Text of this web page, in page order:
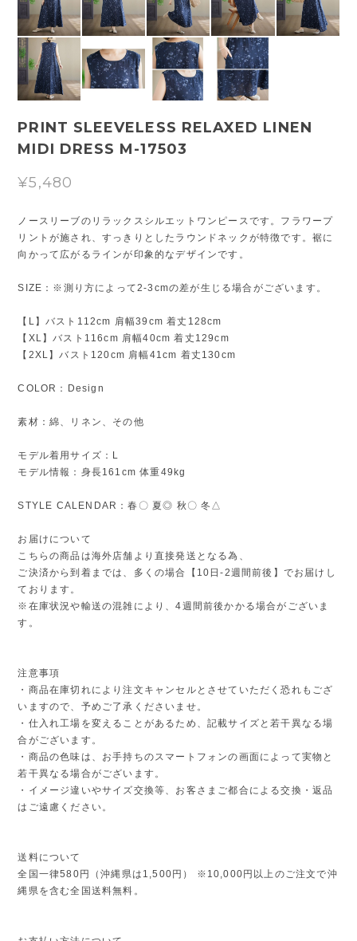
PRINT SLEEVELESS RELAXED LINEN
MIDI DRESS M-17503
¥5,480
ノースリーブのリラックスシルエットワンピースです。フラワープ
リントが施され、すっきりとしたラウンドネックが特徴です。裾に
向かって広がるラインが印象的なデザインです。
SIZE：※測り方によって2-3cmの差が生じる場合がございます。
【L】バスト112cm 肩幅39cm 着丈128cm
【XL】バスト116cm 肩幅40cm 着丈129cm
【2XL】バスト120cm 肩幅41cm 着丈130cm
COLOR：Design
素材：綿、リネン、その他
モデル着用サイズ：L
モデル情報：身長161cm 体重49kg
STYLE CALENDAR：春〇 夏◎ 秋〇 冬△
お届けについて
こちらの商品は海外店舗より直接発送となる為、
ご決済から到着までは、多くの場合【10日-2週間前後】でお届けし
ております。
※在庫状況や輸送の混雑により、4週間前後かかる場合がございま
す。
注意事項
・商品在庫切れにより注文キャンセルとさせていただく恐れもござ
いますので、予めご了承くださいませ。
・仕入れ工場を変えることがあるため、記載サイズと若干異なる場
合がございます。
・商品の色味は、お手持ちのスマートフォンの画面によって実物と
若干異なる場合がございます。
・イメージ違いやサイズ交換等、お客さまご都合による交換・返品
はご遠慮ください。
送料について
全国一律580円（沖縄県は1,500円） ※10,000円以上のご注文で沖
縄県を含む全国送料無料。